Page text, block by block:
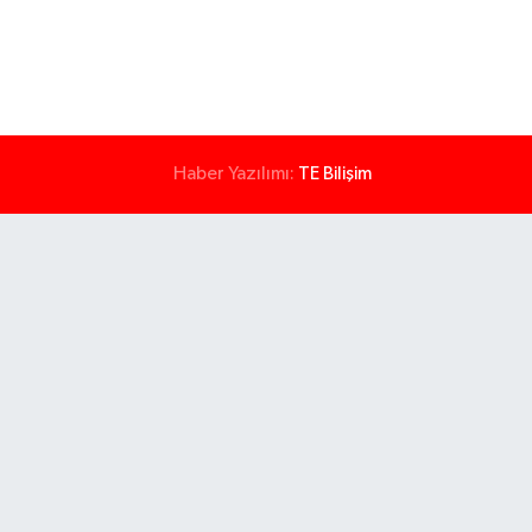
Haber Yazılımı: TE Bilişim